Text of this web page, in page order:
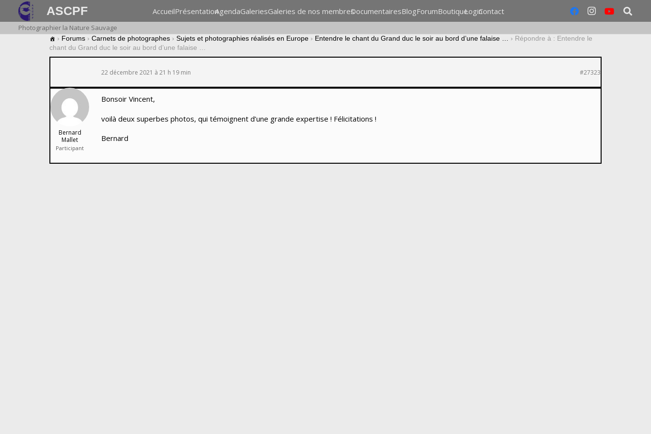
ASCPF AccueilPrésentationAgendaGaleriesGaleries de nos membresDocumentairesBlogForumBoutiqueLoginContact
Photographier la Nature Sauvage
› Forums › Carnets de photographes › Sujets et photographies réalisés en Europe › Entendre le chant du Grand duc le soir au bord d’une falaise … › Répondre à : Entendre le
chant du Grand duc le soir au bord d’une falaise …
22 décembre 2021 à 21 h 19 min #27323
Bernard
Mallet
Participant
Bonsoir Vincent,
voilà deux superbes photos, qui témoignent d’une grande expertise ! Félicitations !
Bernard